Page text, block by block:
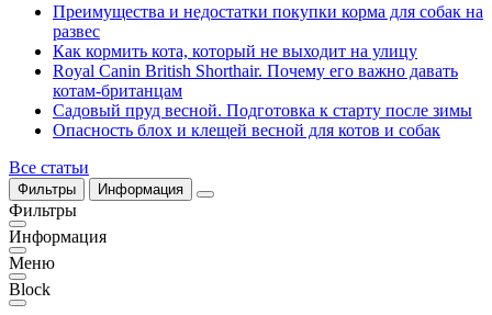
Преимущества и недостатки покупки корма для собак на
развес
Как кормить кота, который не выходит на улицу
Royal Canin British Shorthair. Почему его важно давать
котам-британцам
Садовый пруд весной. Подготовка к старту после зимы
Опасность блох и клещей весной для котов и собак
Все статьи
Фильтры Информация
Фильтры
Информация
Меню
Block